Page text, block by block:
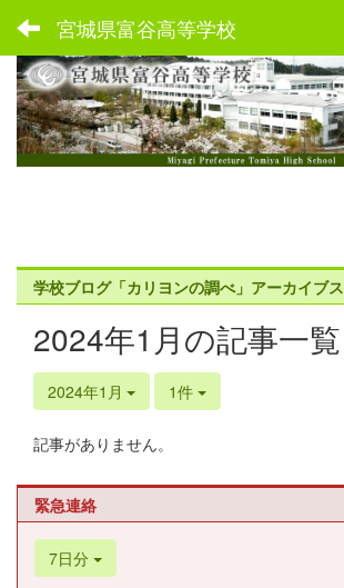
宮城県富谷高等学校
学校ブログ「カリヨンの調べ」アーカイブス
2024年1月の記事一覧
2024年1月 1件
記事がありません。
緊急連絡
7日分